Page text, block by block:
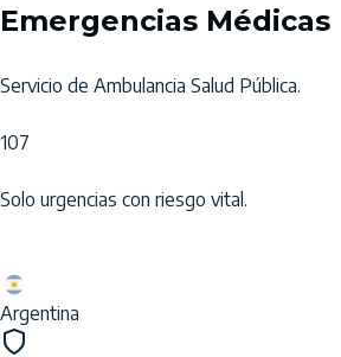
Emergencias Médicas
Servicio de Ambulancia Salud Pública.
107
Solo urgencias con riesgo vital.
Argentina